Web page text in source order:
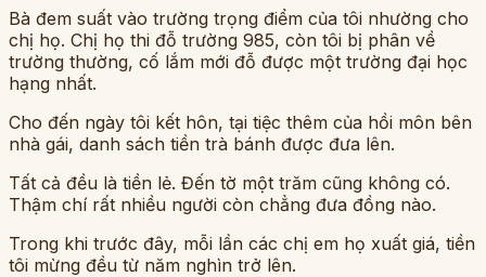
Bà đem suất vào trường trọng điểm của tôi nhường cho
chị họ. Chị họ thi đỗ trường 985, còn tôi bị phân về
trường thường, cố lắm mới đỗ được một trường đại học
hạng nhất.
Cho đến ngày tôi kết hôn, tại tiệc thêm của hồi môn bên
nhà gái, danh sách tiền trà bánh được đưa lên.
Tất cả đều là tiền lẻ. Đến tờ một trăm cũng không có.
Thậm chí rất nhiều người còn chẳng đưa đồng nào.
Trong khi trước đây, mỗi lần các chị em họ xuất giá, tiền
tôi mừng đều từ năm nghìn trở lên.